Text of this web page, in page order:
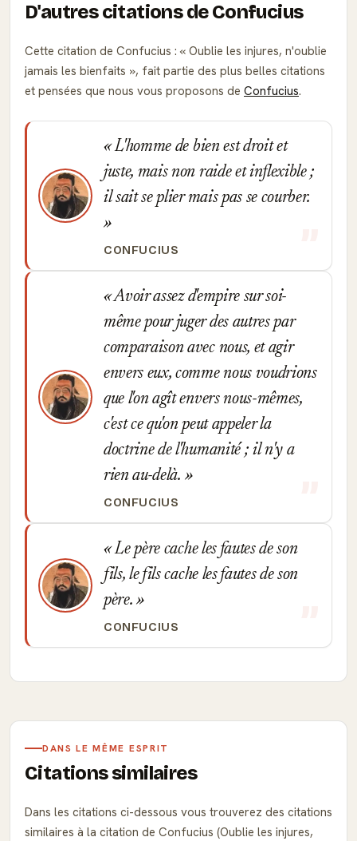
D'autres citations de Confucius
Cette citation de Confucius :
Oublie les injures, n'oublie
jamais les bienfaits
, fait partie des plus belles citations
et pensées que nous vous proposons de Confucius.
L'homme de bien est droit et
juste, mais non raide et inflexible ;
il sait se plier mais pas se courber.
CONFUCIUS
Avoir assez d'empire sur soi-
même pour juger des autres par
comparaison avec nous, et agir
envers eux, comme nous voudrions
que l'on agît envers nous-mêmes,
c'est ce qu'on peut appeler la
doctrine de l'humanité ; il n'y a
rien au-delà.
CONFUCIUS
Le père cache les fautes de son
fils, le fils cache les fautes de son
père.
CONFUCIUS
DANS LE MÊME ESPRIT
Citations similaires
Dans les citations ci-dessous vous trouverez des citations
similaires à la citation de Confucius (Oublie les injures,